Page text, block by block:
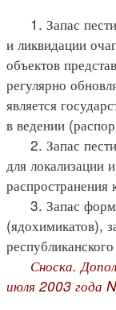
1. Запас
и ликвидации
объектов
регулярно
является
в ведении
2. Запас
для локализации
распространения
3. Запас
(ядохимикатов),
Сноска.
июля 2003 года N